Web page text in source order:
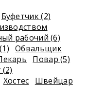
Буфетчик (2)
рабочий (6)
Обвальщик
Повар (5)
Хостес Швейцар